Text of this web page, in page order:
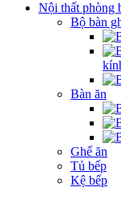
Nội thất phòng
Bộ bàn
Bàn ăn
Ghế ăn
Tủ bếp
Kệ bếp